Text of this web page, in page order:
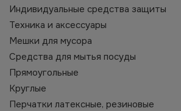
Индивидуальные средства защиты
Техника и аксессуары
Мешки для мусора
Средства для мытья посуды
Прямоугольные
Круглые
Перчатки латексные, резиновые